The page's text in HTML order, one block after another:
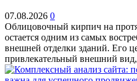
07.08.2026 0
Облицовочный кирпич на
остается одним из самых
внешней отделки зданий. Его
привлекательный внешний